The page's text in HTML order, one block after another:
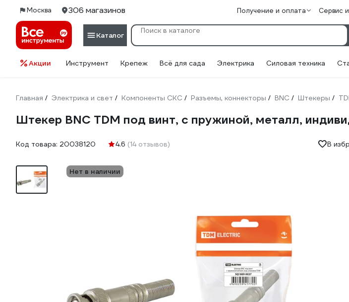
Москва 306 магазинов Получение и оплата Сервис
Каталог
Акции Инструмент Крепеж Всё для сада Электрика Силовая техника
Главная / Электрика и свет / Компоненты СКС / Разъемы, коннекторы / BNC / Штекеры /
Штекер BNC TDM под винт, с пружиной, металл,
Код товара: 20038120 4.6 (14 отзывов) В
Нет в наличии